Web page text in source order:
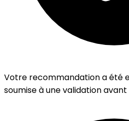
Votre recommandation a été
soumise à une validation